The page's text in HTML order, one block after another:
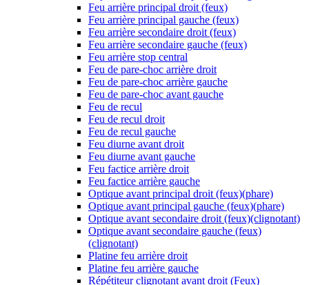
Feu arrière principal droit (feux)
Feu arrière principal gauche (feux)
Feu arrière secondaire droit (feux)
Feu arrière secondaire gauche (feux)
Feu arrière stop central
Feu de pare-choc arrière droit
Feu de pare-choc arrière gauche
Feu de pare-choc avant gauche
Feu de recul
Feu de recul droit
Feu de recul gauche
Feu diurne avant droit
Feu diurne avant gauche
Feu factice arrière droit
Feu factice arrière gauche
Optique avant principal droit (feux)(phare)
Optique avant principal gauche (feux)(phare)
Optique avant secondaire droit (feux)(clignotant)
Optique avant secondaire gauche (feux)
(clignotant)
Platine feu arrière droit
Platine feu arrière gauche
Répétiteur clignotant avant droit (Feux)